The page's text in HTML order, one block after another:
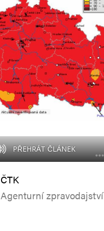
PŘEHRÁT ČLÁNEK
ČTK
Agenturní zpravodajství